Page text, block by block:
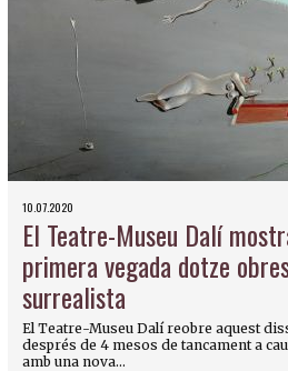
10.07.2020
El Teatre-Museu Dalí
primera vegada dotze
surrealista
El Teatre-Museu Dalí reobre aquest
després de 4 mesos de tancament a
amb una nova...